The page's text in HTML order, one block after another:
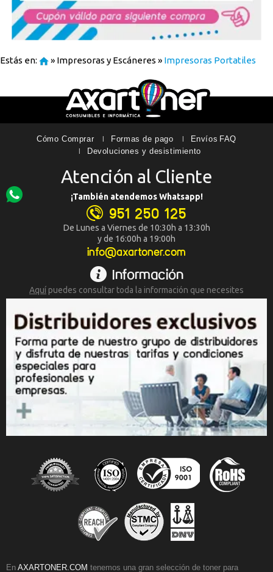
Estás en: » Impresoras y Escáneres » Impresoras Portatiles
Cómo Comprar Formas de pago Envíos FAQ
Devoluciones y desistimiento
Atención al Cliente
¡También atendemos Whatsapp!
951 250 125
De Lunes a Viernes de 10:30h a 13:30h
y de 16:00h a 19:00h
info@axartoner.com
Información
Aquípuedes consultar toda la información que necesites
En AXARTONER.COM tenemos una gran selección de toner para